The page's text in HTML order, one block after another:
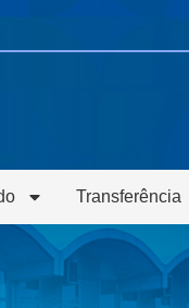
Transferência